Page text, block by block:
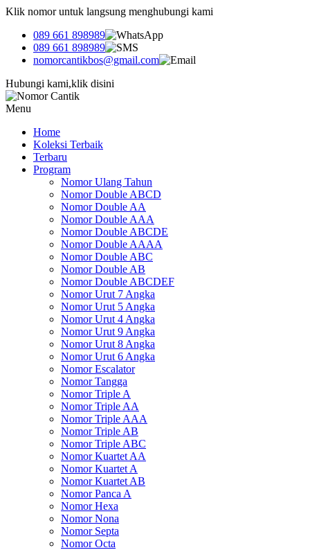
Klik nomor untuk langsung menghubungi kami
089 661 898989
089 661 898989
nomorcantikbos@gmail.com
Hubungi kami,klik disini
Menu
Home
Koleksi Terbaik
Terbaru
Program
Nomor Ulang Tahun
Nomor Double ABCD
Nomor Double AA
Nomor Double AAA
Nomor Double ABCDE
Nomor Double AAAA
Nomor Double ABC
Nomor Double AB
Nomor Double ABCDEF
Nomor Urut 7 Angka
Nomor Urut 5 Angka
Nomor Urut 4 Angka
Nomor Urut 9 Angka
Nomor Urut 8 Angka
Nomor Urut 6 Angka
Nomor Escalator
Nomor Tangga
Nomor Triple A
Nomor Triple AA
Nomor Triple AAA
Nomor Triple AB
Nomor Triple ABC
Nomor Kuartet AA
Nomor Kuartet A
Nomor Kuartet AB
Nomor Panca A
Nomor Hexa
Nomor Nona
Nomor Septa
Nomor Octa